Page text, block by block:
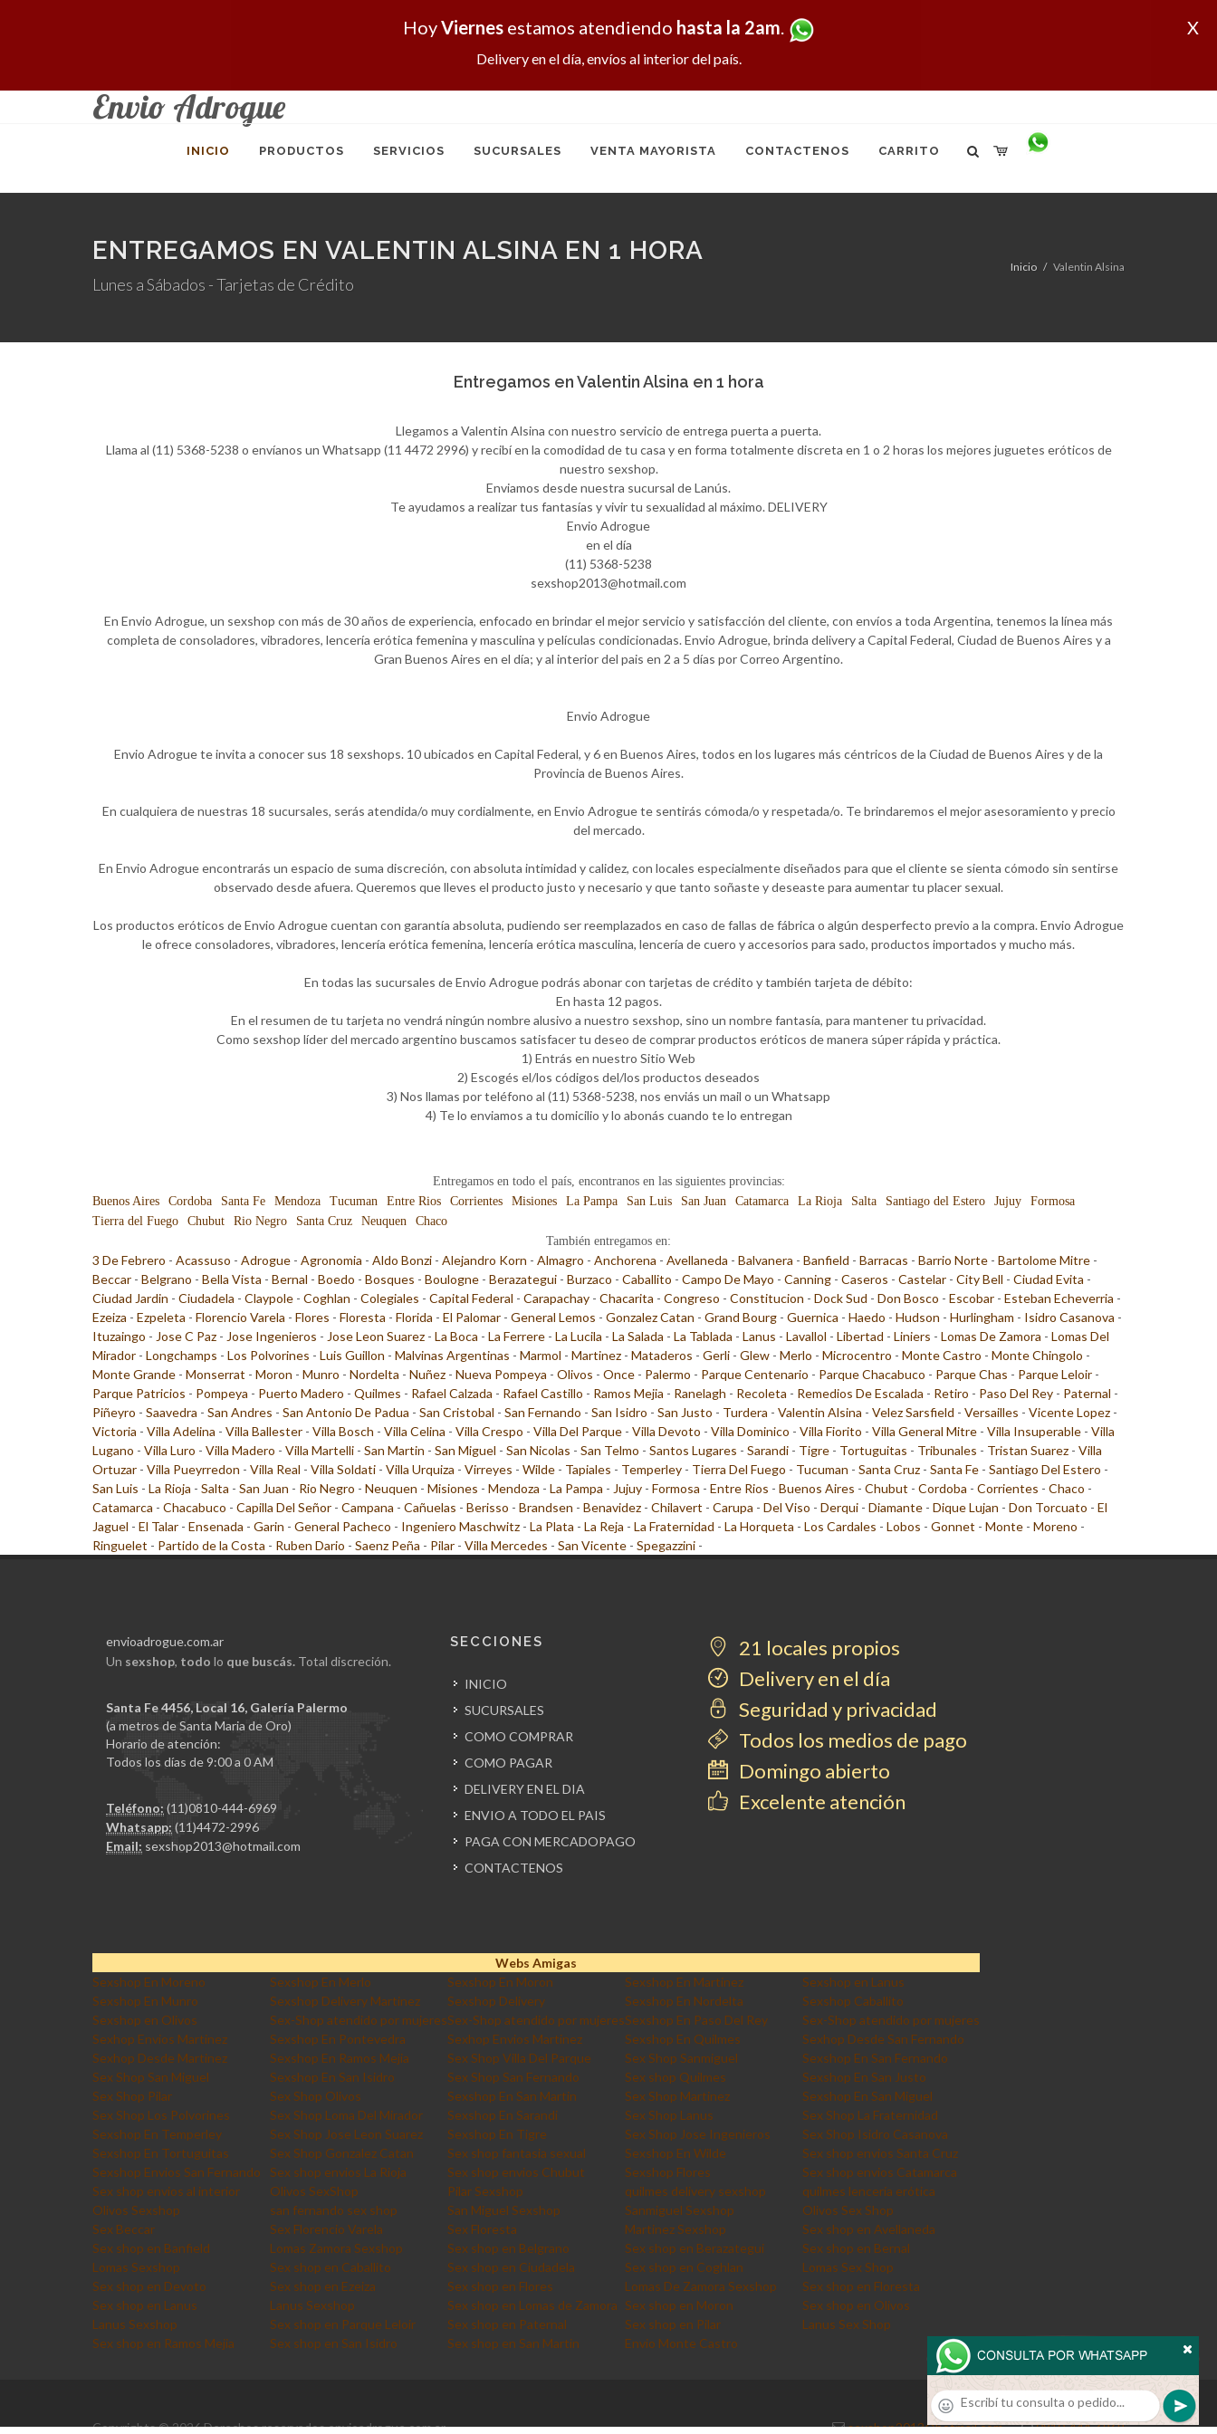
X
HoyViernesestamos atendiendo hasta la 2am.
Delivery en el día, envíos al interior del país.
Envio Adrogue
INICIO PRODUCTOS SERVICIOS SUCURSALES VENTA MAYORISTA CONTACTENOS CARRITO
ENTREGAMOS EN VALENTIN ALSINA EN 1 HORA
Lunes a Sábados - Tarjetas de Crédito
Inicio Valentin Alsina
Entregamos en Valentin Alsina en 1 hora
Llegamos a Valentin Alsina con nuestro servicio de entrega puerta a puerta.
Llama al (11) 5368-5238 o envíanos un Whatsapp (11 4472 2996) y recibí en la comodidad de tu casa y en forma totalmente discreta en 1 o 2 horas los mejores juguetes eróticos de
nuestro sexshop.
Enviamos desde nuestra sucursal de Lanús.
Te ayudamos a realizar tus fantasías y vivir tu sexualidad al máximo. DELIVERY
Envio Adrogue
en el día
(11) 5368-5238
sexshop2013@hotmail.com
En Envio Adrogue, un sexshop con más de 30 años de experiencia, enfocado en brindar el mejor servicio y satisfacción del cliente, con envíos a toda Argentina, tenemos la línea más
completa de consoladores, vibradores, lencería erótica femenina y masculina y películas condicionadas. Envio Adrogue, brinda delivery a Capital Federal, Ciudad de Buenos Aires y a
Gran Buenos Aires en el día; y al interior del pais en 2 a 5 días por Correo Argentino.
Envio Adrogue
Envio Adrogue te invita a conocer sus 18 sexshops. 10 ubicados en Capital Federal, y 6 en Buenos Aires, todos en los lugares más céntricos de la Ciudad de Buenos Aires y de la
Provincia de Buenos Aires.
En cualquiera de nuestras 18 sucursales, serás atendida/o muy cordialmente, en Envio Adrogue te sentirás cómoda/o y respetada/o. Te brindaremos el mejor asesoramiento y precio
del mercado.
En Envio Adrogue encontrarás un espacio de suma discreción, con absoluta intimidad y calidez, con locales especialmente diseñados para que el cliente se sienta cómodo sin sentirse
observado desde afuera. Queremos que lleves el producto justo y necesario y que tanto soñaste y deseaste para aumentar tu placer sexual.
Los productos eróticos de Envio Adrogue cuentan con garantía absoluta, pudiendo ser reemplazados en caso de fallas de fábrica o algún desperfecto previo a la compra. Envio Adrogue
le ofrece consoladores, vibradores, lencería erótica femenina, lencería erótica masculina, lencería de cuero y accesorios para sado, productos importados y mucho más.
En todas las sucursales de Envio Adrogue podrás abonar con tarjetas de crédito y también tarjeta de débito:
En hasta 12 pagos.
En el resumen de tu tarjeta no vendrá ningún nombre alusivo a nuestro sexshop, sino un nombre fantasía, para mantener tu privacidad.
Como sexshop líder del mercado argentino buscamos satisfacer tu deseo de comprar productos eróticos de manera súper rápida y práctica.
1) Entrás en nuestro Sitio Web
2) Escogés el/los códigos del/los productos deseados
3) Nos llamas por teléfono al (11) 5368-5238, nos enviás un mail o un Whatsapp
4) Te lo enviamos a tu domicilio y lo abonás cuando te lo entregan
Entregamos en todo el país, encontranos en las siguientes provincias:
Buenos Aires
Cordoba Santa Fe Mendoza Tucuman Entre Rios Corrientes Misiones La Pampa San Luis San Juan Catamarca La Rioja Salta Santiago del Estero Jujuy
Formosa
Tierra del Fuego
Chubut Rio Negro Santa Cruz Neuquen
Chaco
También entregamos en:
3 De Febrero - Acassuso - Adrogue - Agronomia - Aldo Bonzi - Alejandro Korn - Almagro - Anchorena - Avellaneda - Balvanera - Banfield - Barracas - Barrio Norte - Bartolome Mitre -
Beccar - Belgrano - Bella Vista - Bernal - Boedo - Bosques - Boulogne - Berazategui - Burzaco - Caballito - Campo De Mayo - Canning - Caseros - Castelar - City Bell - Ciudad Evita -
Ciudad Jardin - Ciudadela - Claypole - Coghlan - Colegiales - Capital Federal - Carapachay - Chacarita - Congreso - Constitucion - Dock Sud - Don Bosco - Escobar - Esteban Echeverria -
Ezeiza - Ezpeleta - Florencio Varela - Flores - Floresta - Florida - El Palomar - General Lemos - Gonzalez Catan - Grand Bourg - Guernica - Haedo - Hudson - Hurlingham - Isidro Casanova -
Ituzaingo - Jose C Paz - Jose Ingenieros - Jose Leon Suarez - La Boca - La Ferrere - La Lucila - La Salada - La Tablada - Lanus - Lavallol - Libertad - Liniers - Lomas De Zamora - Lomas Del
Mirador - Longchamps - Los Polvorines - Luis Guillon - Malvinas Argentinas - Marmol - Martinez - Mataderos - Gerli - Glew - Merlo - Microcentro - Monte Castro - Monte Chingolo -
Monte Grande - Monserrat - Moron - Munro - Nordelta - Nuñez - Nueva Pompeya - Olivos - Once - Palermo - Parque Centenario - Parque Chacabuco - Parque Chas - Parque Leloir -
Parque Patricios - Pompeya - Puerto Madero - Quilmes - Rafael Calzada - Rafael Castillo - Ramos Mejia - Ranelagh - Recoleta - Remedios De Escalada - Retiro - Paso Del Rey - Paternal -
Piñeyro - Saavedra - San Andres - San Antonio De Padua - San Cristobal - San Fernando - San Isidro - San Justo - Turdera - Valentin Alsina - Velez Sarsfield - Versailles - Vicente Lopez -
Victoria - Villa Adelina - Villa Ballester - Villa Bosch - Villa Celina - Villa Crespo - Villa Del Parque - Villa Devoto - Villa Dominico - Villa Fiorito - Villa General Mitre - Villa Insuperable - Villa
Lugano - Villa Luro - Villa Madero - Villa Martelli - San Martin - San Miguel - San Nicolas - San Telmo - Santos Lugares - Sarandi - Tigre - Tortuguitas - Tribunales - Tristan Suarez - Villa
Ortuzar - Villa Pueyrredon - Villa Real - Villa Soldati - Villa Urquiza - Virreyes - Wilde - Tapiales - Temperley - Tierra Del Fuego - Tucuman - Santa Cruz - Santa Fe - Santiago Del Estero -
San Luis - La Rioja - Salta - San Juan - Rio Negro - Neuquen - Misiones - Mendoza - La Pampa - Jujuy - Formosa - Entre Rios - Buenos Aires - Chubut - Cordoba - Corrientes - Chaco -
Catamarca - Chacabuco - Capilla Del Señor - Campana - Cañuelas - Berisso - Brandsen - Benavidez - Chilavert - Carupa - Del Viso - Derqui - Diamante - Dique Lujan - Don Torcuato - El
Jaguel - El Talar - Ensenada - Garin - General Pacheco - Ingeniero Maschwitz - La Plata - La Reja - La Fraternidad - La Horqueta - Los Cardales - Lobos - Gonnet - Monte - Moreno -
Ringuelet - Partido de la Costa - Ruben Dario - Saenz Peña - Pilar - Villa Mercedes - San Vicente - Spegazzini -
envioadrogue.com.ar
Un sexshop, todo lo que buscás. Total discreción.
Santa Fe 4456, Local 16, Galería Palermo
(a metros de Santa Maria de Oro)
Horario de atención:
Todos los días de 9:00 a 0 AM
Teléfono: (11)0810-444-6969
Whatsapp: (11)4472-2996
Email: sexshop2013@hotmail.com
SECCIONES
INICIO
SUCURSALES
COMO COMPRAR
COMO PAGAR
DELIVERY EN EL DIA
ENVIO A TODO EL PAIS
PAGA CON MERCADOPAGO
CONTACTENOS
21 locales propios
Delivery en el día
Seguridad y privacidad
Todos los medios de pago
Domingo abierto
Excelente atención
Webs Amigas
Sexshop En Moreno
Sexshop En Merlo Sexshop En Moron Sexshop En Martinez
Sexshop en Lanus
Sexshop En Munro
Sexshop Delivery Martinez Sexshop Delivery Sexshop En Nordelta
Sexshop Caballito
Sexshop en Olivos
Sex-Shop atendido por mujeresSex-Shop atendido por mujeresSexshop En Paso Del Rey
Sex-Shop atendido por mujeres
Sexhop Envios Martinez
Sexshop En Pontevedra Sexhop Envios Martinez Sexshop En Quilmes
Sexhop Desde San Fernando
Sexhop Desde Martinez
Sexshop En Ramos Mejia Sex Shop Villa Del Parque Sex Shop Sanmiguel
Sexshop En San Fernando
Sex Shop San Miguel
Sexshop En San Isidro Sex Shop San Fernando Sex shop Quilmes
Sexshop En San Justo
Sex Shop Pilar
Sex Shop Olivos Sexshop En San Martin Sex Shop Martinez
Sexshop En San Miguel
Sex Shop Los Polvorines
Sex Shop Loma Del Mirador Sexshop En Sarandi Sex Shop Lanus
Sex Shop La Fraternidad
Sexshop En Temperley
Sex Shop Jose Leon Suarez Sexshop En Tigre Sex Shop Jose Ingenieros
Sex Shop Isidro Casanova
Sexshop En Tortuguitas
Sex Shop Gonzalez Catan Sex shop fantasia sexual Sexshop En Wilde
Sex shop envios Santa Cruz
Sexshop Envios San Fernando
Sex shop envios La Rioja Sex shop envios Chubut Sexshop Flores
Sex shop envios Catamarca
Sex shop envios al interior
Olivos SexShop Pilar Sexshop quilmes delivery sexshop
quilmes lencería erótica
Olivos Sexshop
san fernando sex shop San Miguel Sexshop Sanmiguel Sexshop
Olivos Sex Shop
Sex Beccar
Sex Florencio Varela Sex Floresta Martinez Sexshop
Sex shop en Avellaneda
Sex shop en Banfield
Lomas Zamora Sexshop Sex shop en Belgrano Sex shop en Berazategui
Sex shop en Bernal
Lomas Sexshop
Sex shop en Caballito Sex shop en Ciudadela Sex shop en Coghlan
Lomas Sex Shop
Sex shop en Devoto
Sex shop en Ezeiza Sex shop en Flores Lomas De Zamora Sexshop
Sex shop en Floresta
Sex shop en Lanus
Lanus Sexshop Sex shop en Lomas de Zamora Sex shop en Moron
Sex shop en Olivos
Lanus Sexshop
Sex shop en Parque Leloir Sex shop en Paternal Sex shop en Pilar
Lanus Sex Shop
Sex shop en Ramos Mejia
Sex shop en San Isidro Sex shop en San Martin Envio Monte Castro
Copyrights © 2026 Derechos reservados envioadrogue.com.ar sexshop2013@hotmail.com · 0810-444-6969